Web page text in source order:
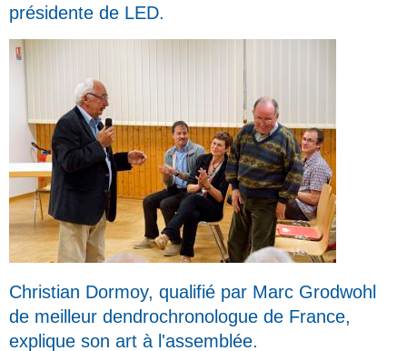
présidente de LED.
Christian Dormoy, qualifié par Marc Grodwohl
de meilleur dendrochronologue de France,
explique son art à l'assemblée.